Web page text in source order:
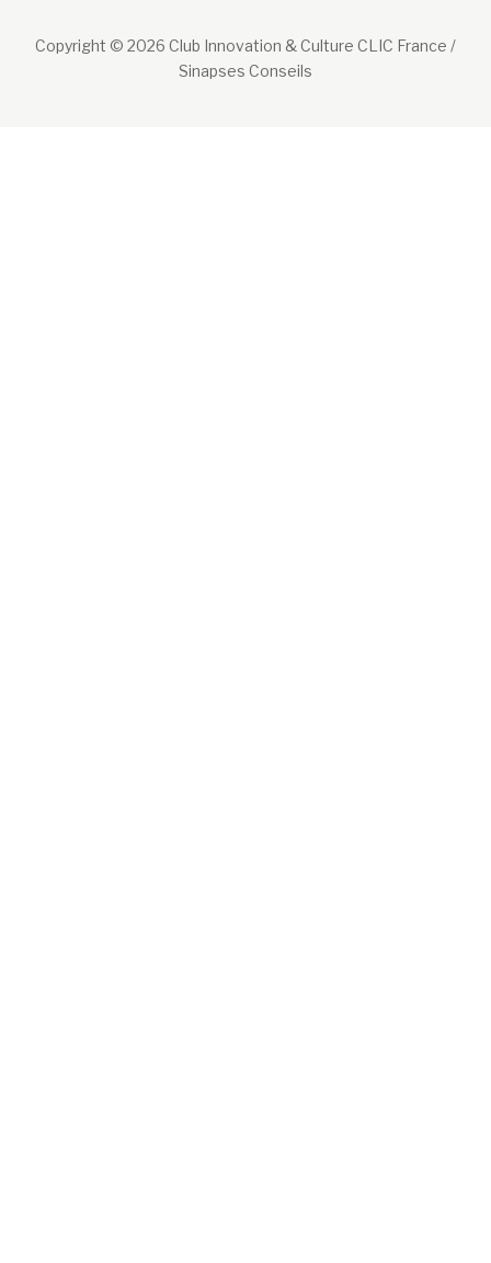
Copyright © 2026 Club Innovation & Culture CLIC France /
Sinapses Conseils